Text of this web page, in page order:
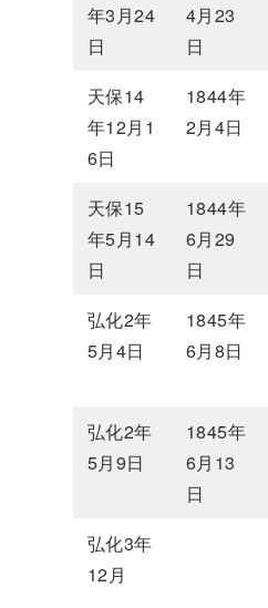
年3月24
日
4月23
日
天保14
年12月1
6日
1844年
2月4日
天保15
年5月14
日
1844年
6月29
日
弘化2年
5月4日
1845年
6月8日
弘化2年
5月9日
1845年
6月13
日
弘化3年
12月